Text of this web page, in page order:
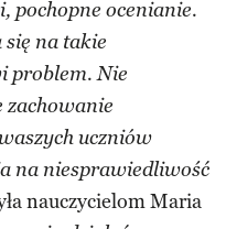
pochopne ocenianie.
się na takie
problem. Nie
zachowanie
uczniów
na niesprawiedliwość
nauczycielom Maria